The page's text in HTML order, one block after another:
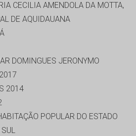
CECILIA AMENDOLA DA MOTTA,
DE AQUIDAUANA
DOMINGUES JERONYMO
2014
POPULAR DO ESTADO
SUL